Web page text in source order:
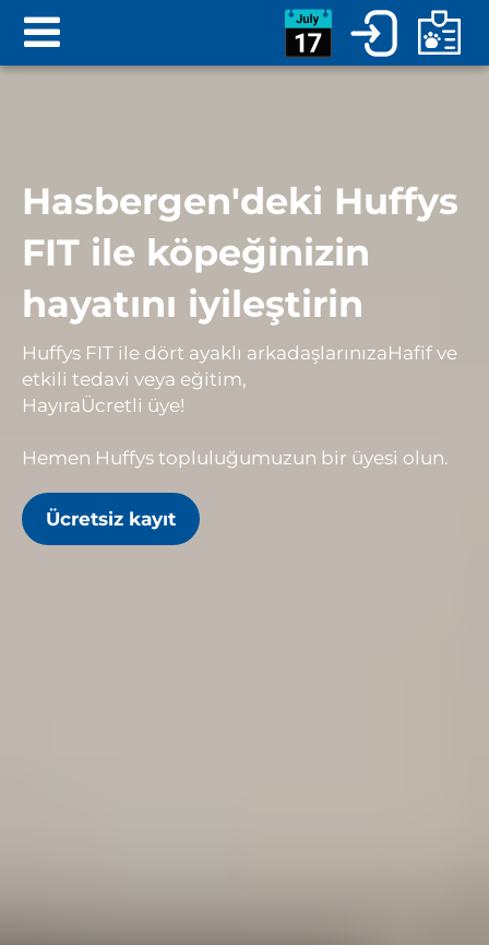
Hasbergen'deki Huffys
FIT ile köpeğinizin
hayatını iyileştirin
Huffys FIT ile dört ayaklı arkadaşlarınızaHafif ve
etkili tedavi veya eğitim,
HayıraÜcretli üye!
Hemen Huffys topluluğumuzun bir üyesi olun.
Ücretsiz kayıt